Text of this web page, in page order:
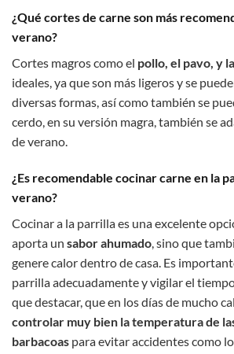
¿Qué cortes de carne son más
verano?
Cortes magros como el pollo, el pavo, y
ideales, ya que son más ligeros y se
diversas formas, así como también se
cerdo, en su versión magra, también se
de verano.
¿Es recomendable cocinar carne en la
verano?
Cocinar a la parrilla es una excelente
aporta un sabor ahumado , sino que
genere calor dentro de casa. Es
parrilla adecuadamente y vigilar el
que destacar, que en los días de mucho
controlar muy bien la temperatura de
barbacoas para evitar accidentes como